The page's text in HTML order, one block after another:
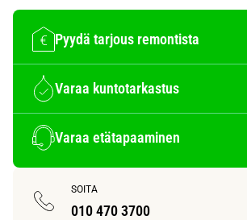
Pyydä tarjous remontista
Varaa kuntotarkastus
Varaa etätapaaminen
SOITA
010 470 3700